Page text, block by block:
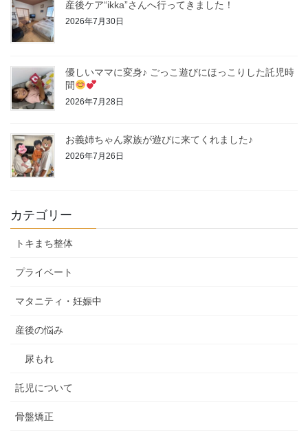
産後ケア“ikka”さんへ行ってきました！
2026年7月30日
優しいママに変身♪ ごっこ遊びにほっこりした託児時
間
2026年7月28日
お義姉ちゃん家族が遊びに来てくれました♪
2026年7月26日
カテゴリー
トキまち整体
プライベート
マタニティ・妊娠中
産後の悩み
尿もれ
託児について
骨盤矯正